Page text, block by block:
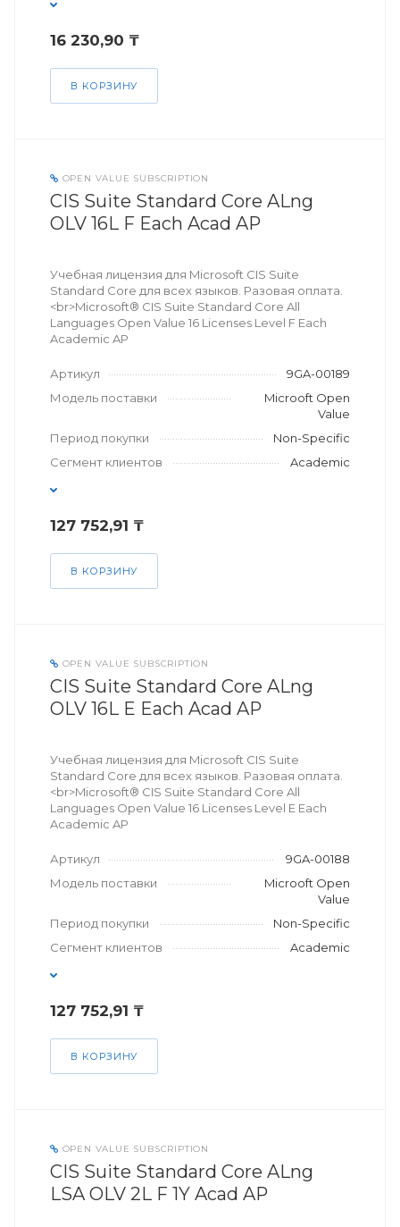
16 230,90 ₸
В КОРЗИНУ
OPEN VALUE SUBSCRIPTION
CIS Suite Standard Core ALng
OLV 16L F Each Acad AP
Учебная лицензия для Microsoft CIS Suite
Standard Core для всех языков. Разовая оплата.
<br>Microsoft® CIS Suite Standard Core All
Languages Open Value 16 Licenses Level F Each
Academic AP
Артикул
9GA-00189
Модель поставки
Microoft Open
Value
Период покупки
Non-Specific
Сегмент клиентов
Academic
127 752,91 ₸
В КОРЗИНУ
OPEN VALUE SUBSCRIPTION
CIS Suite Standard Core ALng
OLV 16L E Each Acad AP
Учебная лицензия для Microsoft CIS Suite
Standard Core для всех языков. Разовая оплата.
<br>Microsoft® CIS Suite Standard Core All
Languages Open Value 16 Licenses Level E Each
Academic AP
Артикул
9GA-00188
Модель поставки
Microoft Open
Value
Период покупки
Non-Specific
Сегмент клиентов
Academic
127 752,91 ₸
В КОРЗИНУ
OPEN VALUE SUBSCRIPTION
CIS Suite Standard Core ALng
LSA OLV 2L F 1Y Acad AP